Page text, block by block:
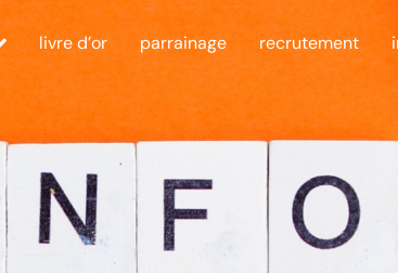
livre d’or parrainage recrutement